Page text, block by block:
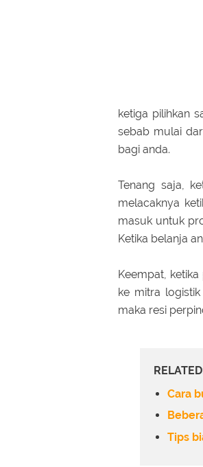
ketiga pilihkan
sebab mulai
bagi anda.
Tenang saja,
melacaknya
masuk untuk
Ketika belanja
Keempat,
ke mitra
maka resi
Cara
Tips